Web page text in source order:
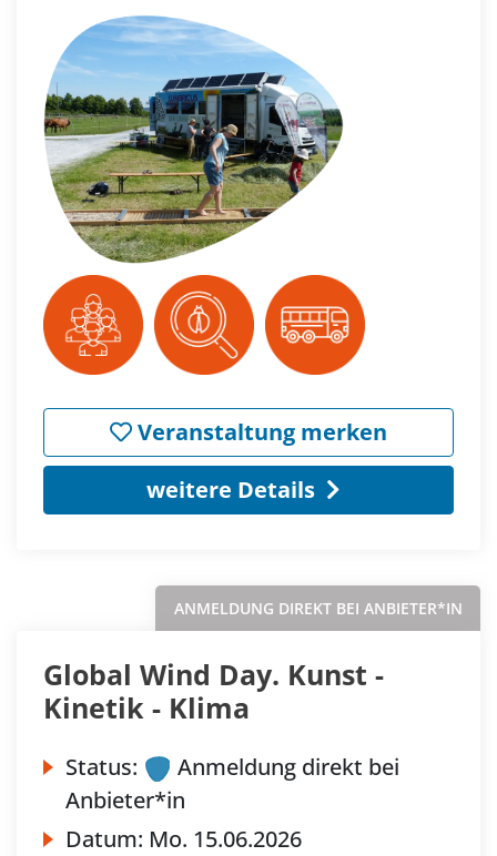
Veranstaltung merken
weitere Details
ANMELDUNG DIREKT BEI ANBIETER*IN
Global Wind Day. Kunst -
Kinetik - Klima
Status:
Anmeldung direkt bei
Anbieter*in
Datum: Mo. 15.06.2026